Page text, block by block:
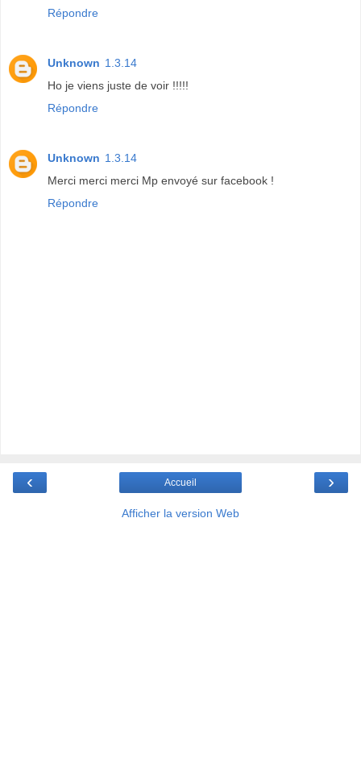
Répondre
Unknown 1.3.14
Ho je viens juste de voir !!!!!
Répondre
Unknown 1.3.14
Merci merci merci Mp envoyé sur facebook !
Répondre
‹ ›
Accueil
Afficher la version Web